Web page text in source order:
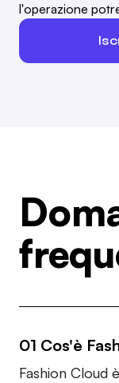
l'operazione
01 Cos'è
Fashion Cloud